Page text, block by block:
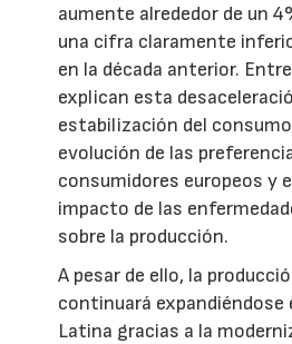
aumente alrededor de un
una cifra claramente
en la década anterior.
explican esta
estabilización del
evolución de las
consumidores europeos y
impacto de las
sobre la producción.
A pesar de ello, la
continuará expandiéndose
Latina gracias a la